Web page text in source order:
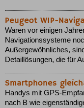
Peugeot WIP-
Waren vor einigen
Navigationssysteme
Außergewöhnliches,
Detaillösungen, die für
Smartphones
Handys mit GPS-
nach B wie